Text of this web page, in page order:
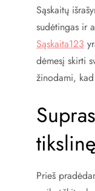
Sąskaitų
sudėtingas ir
Sąskaita123
dėmesį skirti
žinodami,
Prieš